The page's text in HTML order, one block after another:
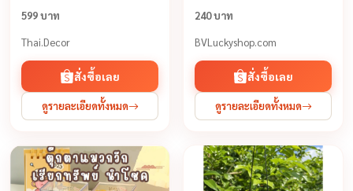
เฝ้าเงินทองค้าขายร่ำรวยเส
ตามหลักฮวงจุ้ย
599 บาท
Thai.Decor
สั่งซื้อเลย
ดูรายละเอียดทั้งหมด
ทองก้อนโตๆเข้ามา -
240 บาท
BVLuckyshop.com
สั่งซื้อเลย
ดูรายละเอียดทั้งหมด